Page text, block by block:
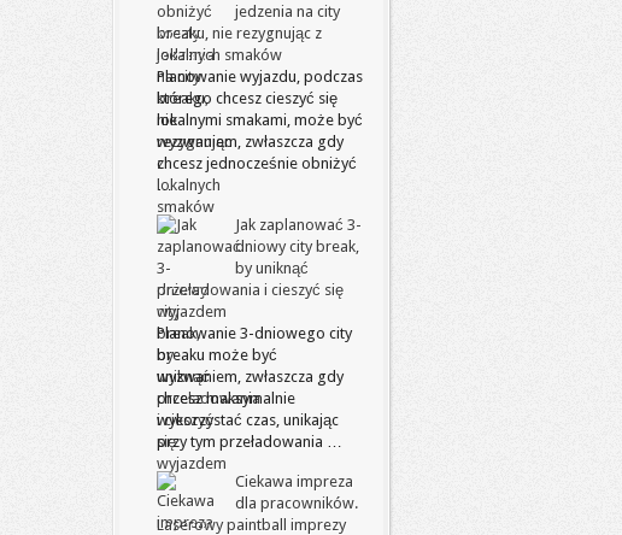
jedzenia na city
breaku, nie rezygnując z
lokalnych smaków
Planowanie wyjazdu, podczas
którego chcesz cieszyć się
lokalnymi smakami, może być
wyzwaniem, zwłaszcza gdy
chcesz jednocześnie obniżyć
…
Jak zaplanować 3-
dniowy city break,
by uniknąć
przeładowania i cieszyć się
wyjazdem
Planowanie 3-dniowego city
breaku może być
wyzwaniem, zwłaszcza gdy
chcesz maksymalnie
wykorzystać czas, unikając
przy tym przeładowania …
Ciekawa impreza
dla pracowników.
Laserowy paintball imprezy